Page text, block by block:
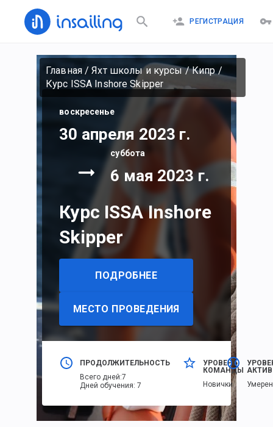
РЕГИСТРАЦИЯ
Главная/Яхт школы и курсы/Кипр/
Курс ISSA Inshore Skipper
воскресенье
30 апреля 2023 г.
суббота
6 мая 2023 г.
Курс ISSA Inshore
Skipper
ПОДРОБНЕЕ
МЕСТО ПРОВЕДЕНИЯ
ПРОДОЛЖИТЕЛЬНОСТЬ
Всего дней:7
Дней обучения:7
УРОВЕНЬ
КОМАНДЫ
Новички